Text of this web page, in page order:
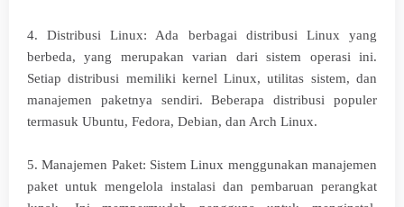
4. Distribusi Linux: Ada berbagai distribusi Linux yang
berbeda, yang merupakan varian dari sistem operasi ini.
Setiap distribusi memiliki kernel Linux, utilitas sistem, dan
manajemen paketnya sendiri. Beberapa distribusi populer
termasuk Ubuntu, Fedora, Debian, dan Arch Linux.
5. Manajemen Paket: Sistem Linux menggunakan manajemen
paket untuk mengelola instalasi dan pembaruan perangkat